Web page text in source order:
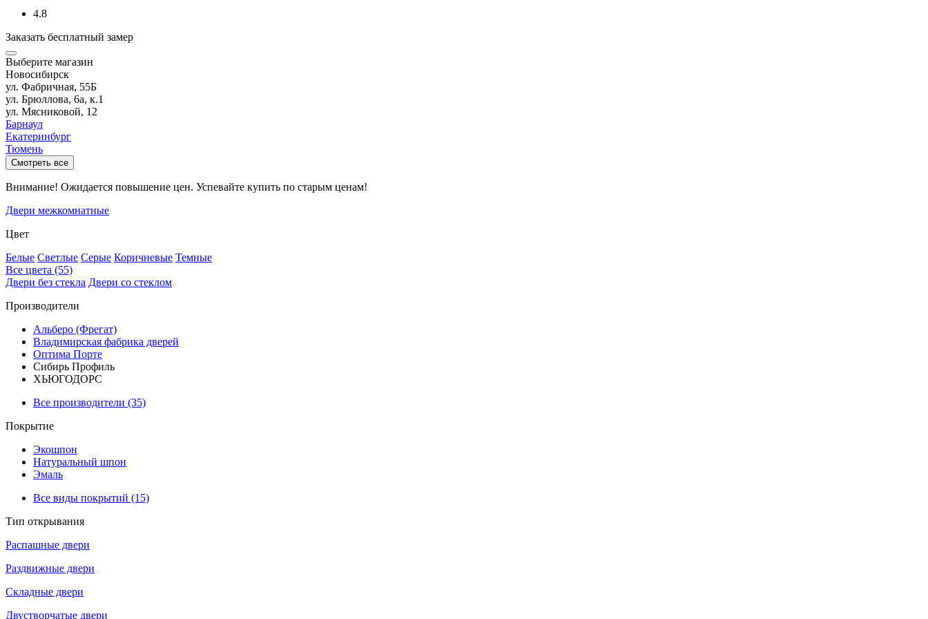
4.8
Заказать бесплатный замер
Выберите магазин
Новосибирск
ул. Фабричная, 55Б
ул. Брюллова, 6а, к.1
ул. Мясниковой, 12
Барнаул
Екатеринбург
Тюмень
Смотреть все
Внимание! Ожидается повышение цен. Успевайте купить по старым ценам!
Двери межкомнатные
Цвет
Белые Светлые Серые Коричневые Темные
Все цвета (55)
Двери без стекла Двери со стеклом
Производители
Альберо (Фрегат)
Владимирская фабрика дверей
Оптима Порте
Сибирь Профиль
ХЬЮГОДОРС
Все производители (35)
Покрытие
Экошпон
Натуральный шпон
Эмаль
Все виды покрытий (15)
Тип открывания
Распашные двери
Раздвижные двери
Складные двери
Двустворчатые двери